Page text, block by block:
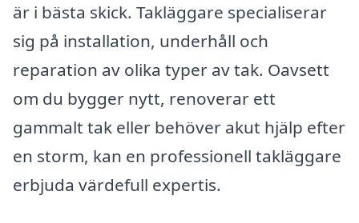
är i bästa skick. Takläggare specialiserar
sig på installation, underhåll och
reparation av olika typer av tak. Oavsett
om du bygger nytt, renoverar ett
gammalt tak eller behöver akut hjälp efter
en storm, kan en professionell takläggare
erbjuda värdefull expertis.